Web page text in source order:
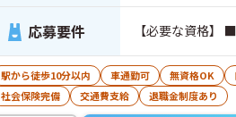
応募要件 【必要な資格】
駅から徒歩10分以内 車通勤可 無資格OK
社会保険完備
交通費支給 退職金制度あり